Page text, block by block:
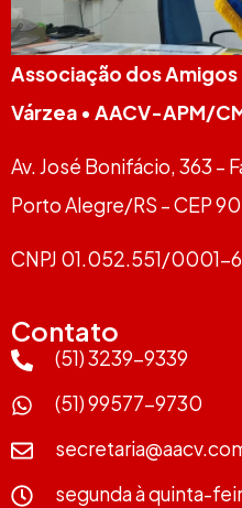
Associação dos Amigos
Várzea • AACV-APM/
Av. José Bonifácio, 363 –
Porto Alegre/RS – CEP
CNPJ 01.052.551/0001-
Contato
(51) 3239-9339
(51) 99577-9730
segunda à quinta-